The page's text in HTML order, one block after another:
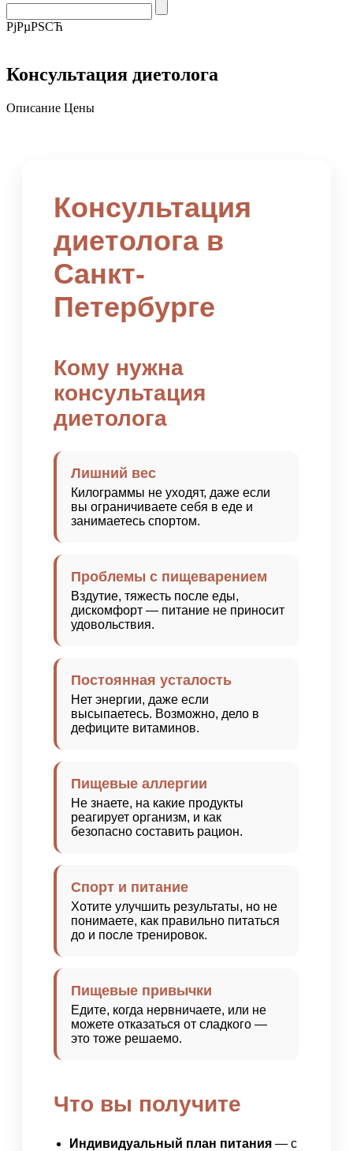
РјРµРЅСЋ
Консультация диетолога
Описание Цены
Консультация
диетолога в
Санкт-
Петербурге
Кому нужна
консультация
диетолога
Лишний вес
Килограммы не уходят, даже если
вы ограничиваете себя в еде и
занимаетесь спортом.
Проблемы с пищеварением
Вздутие, тяжесть после еды,
дискомфорт — питание не приносит
удовольствия.
Постоянная усталость
Нет энергии, даже если
высыпаетесь. Возможно, дело в
дефиците витаминов.
Пищевые аллергии
Не знаете, на какие продукты
реагирует организм, и как
безопасно составить рацион.
Спорт и питание
Хотите улучшить результаты, но не
понимаете, как правильно питаться
до и после тренировок.
Пищевые привычки
Едите, когда нервничаете, или не
можете отказаться от сладкого —
это тоже решаемо.
Что вы получите
Индивидуальный план питания — с